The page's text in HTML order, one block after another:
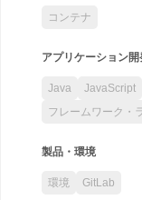
コンテナ
アプリケーション開
Java JavaScript
フレームワーク・
製品・環境
環境 GitLab